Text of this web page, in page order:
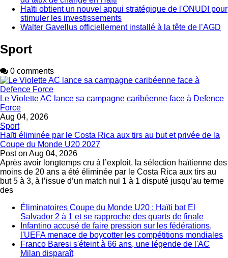
Haïti obtient un nouvel appui stratégique de l'ONUDI pour
stimuler les investissements
Walter Gavellus officiellement installé à la tête de l’AGD
Sport
0 comments
Le Violette AC lance sa campagne caribéenne face à Defence
Force
Aug 04, 2026
Sport
Haïti éliminée par le Costa Rica aux tirs au but et privée de la
Coupe du Monde U20 2027
Post on Aug 04, 2026
Après avoir longtemps cru à l’exploit, la sélection haïtienne des
moins de 20 ans a été éliminée par le Costa Rica aux tirs au
but 5 à 3, à l’issue d’un match nul 1 à 1 disputé jusqu’au terme
des
Éliminatoires Coupe du Monde U20 : Haïti bat El
Salvador 2 à 1 et se rapproche des quarts de finale
Infantino accusé de faire pression sur les fédérations,
l'UEFA menace de boycotter les compétitions mondiales
Franco Baresi s'éteint à 66 ans, une légende de l'AC
Milan disparaît